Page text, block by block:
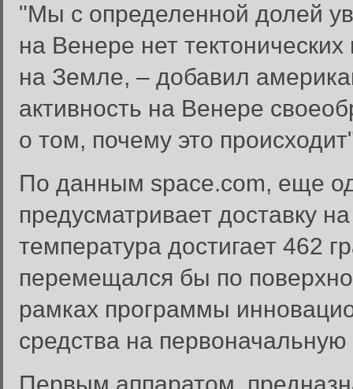
"Мы с определенной долей
на Венере нет
на Земле, – добавил
активность на Венере
о том, почему это
По данным space.com, еще
предусматривает доставку
температура достигает 462
перемещался бы по
рамках программы
средства на первоначальную